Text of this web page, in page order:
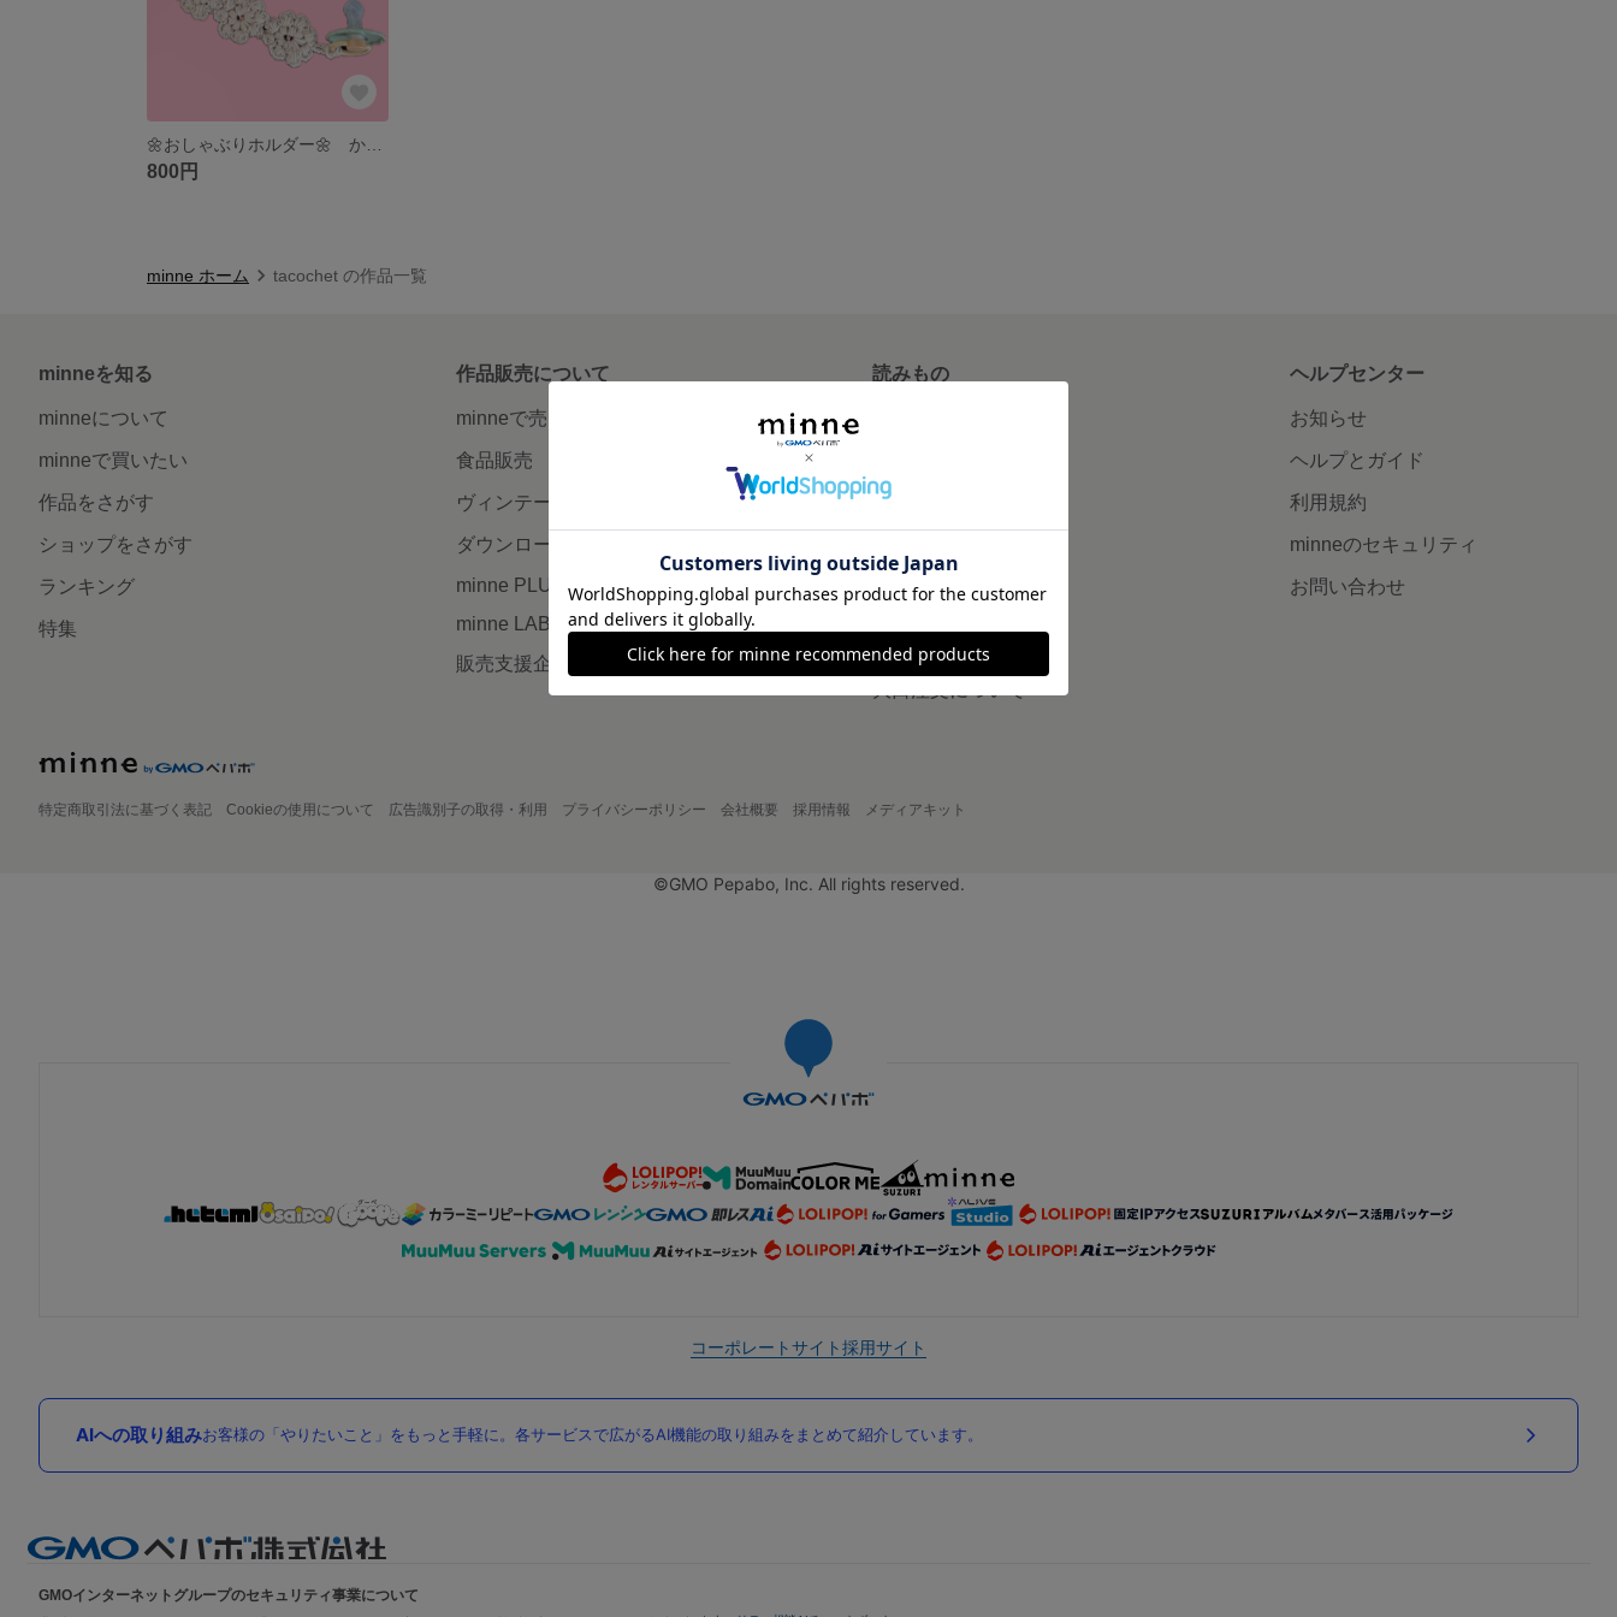
800円
minne ホーム tacochet の作品一覧
minneを知る
minneについて
minneで買いたい
作品をさがす
ショップをさがす
ランキング
特集
作品販売について
minneで売りたい
食品販売
ヴィンテージ販売
ダウンロード販売
minne PLUS
minne LAB
販売支援企画・イベント
読みもの
ニュース
企業の方へ
広告出稿について
ヘルプセンター
お知らせ
ヘルプとガイド
利用規約
minneのセキュリティ
お問い合わせ
特定商取引法に基づく表記 Cookieの使用について 広告識別子の取得・利用 プライバシーポリシー 会社概要 採用情報 メディアキット
©GMO Pepabo, Inc. All rights reserved.
コーポレートサイト採用サイト
AIへの取り組みお客様の「やりたいこと」をもっと手軽に。各サービスで広がるAI機能の取り組みをまとめて紹介しています。
GMOインターネットグループのセキュリティ事業について